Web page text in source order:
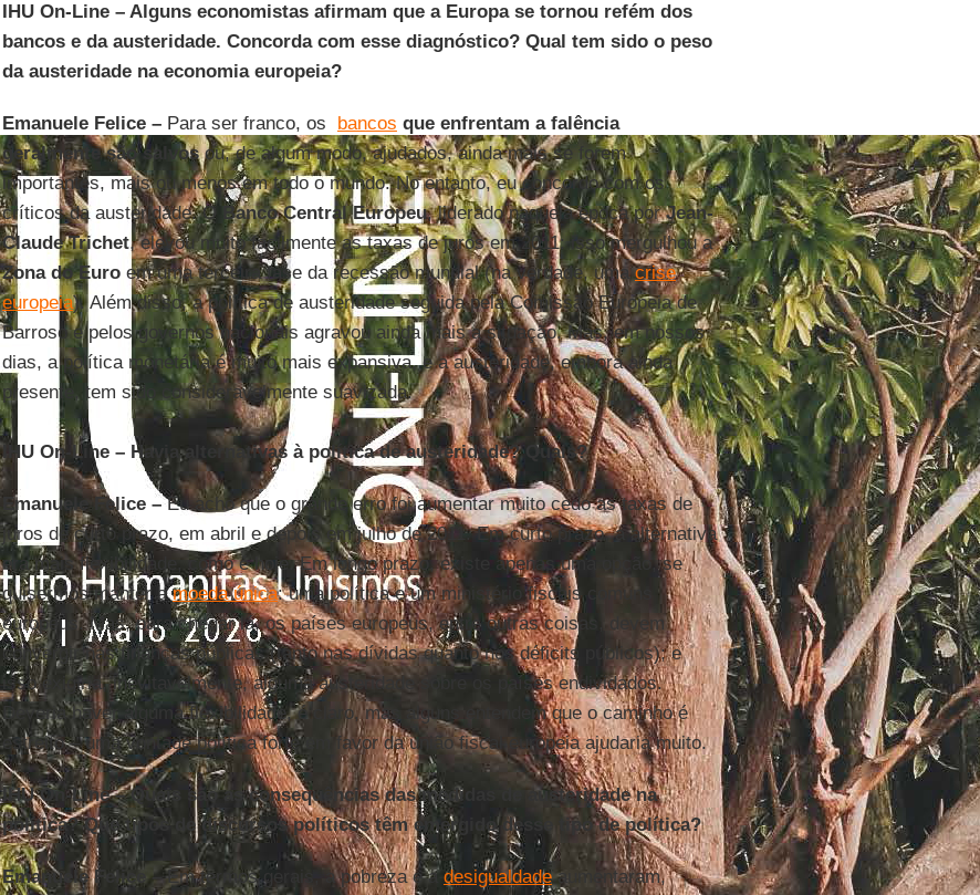
IHU On-Line – Alguns economistas afirmam que a Europa se tornou refém dos
bancos e da austeridade. Concorda com esse diagnóstico? Qual tem sido o peso
da austeridade na economia europeia?
Emanuele Felice –Para ser franco, os bancos que enfrentam a falência
geralmente são salvosou, de algum modo, ajudados, ainda mais se forem
importantes, mais ou menos em todo o mundo. No entanto, eu concordo com os
críticos da austeridade. O Banco Central Europeu, liderado naquela época porJean-
Claude Trichet, elevou muito facilmente as taxas de juros em 2011: isso mergulhou a
Zona do Euroem uma terceira fase da recessão mundial (na verdade, umacrise
europeia). Além disso, a política de austeridade seguida pela Comissão Europeia de
Barroso e pelos governos nacionais agravou ainda mais a situação. Mas, em nossos
dias, a política monetária é muito mais expansiva, e a austeridade, embora ainda
presente, tem sido consideravelmente suavizada.
IHU On-Line – Havia alternativas à política de austeridade? Quais?
Emanuele Felice –Eu acho que o grande erro foi aumentar muito cedo as taxas de
juros de curto prazo, em abril e depois em julho de 2011. Em curto prazo, a alternativa
era mais flexibilidade, como é hoje. Em longo prazo, existe apenas uma opção, se
quisermos manter amoeda única: uma política e um ministério fiscais comuns
europeus. Mas, para chegar lá, os países europeus, entre outras coisas, devem
convergir nas finanças públicas (tanto nas dívidas quanto nos déficits públicos); e
isso exigiria, inevitavelmente, alguma austeridade sobre os países endividados.
Deveria haver alguma flexibilidade, é claro, mas alguns entendem que o caminho é
estreito – uma vontade política forte em favor da união fiscal europeia ajudaria muito.
IHU On-Line – Quais são as consequências das medidas de austeridade na
política? Que tipos de discursos políticos têm emergido desse tipo de política?
Emanuele Felice –Em termos gerais, a pobreza e a desigualdadeaumentaram,